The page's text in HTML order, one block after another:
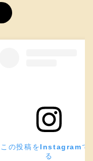
この投稿をInstagramで
る